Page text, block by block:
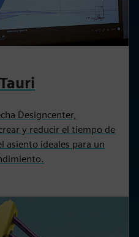
Designcenter,
y reducir el tiempo de
asiento ideales para un